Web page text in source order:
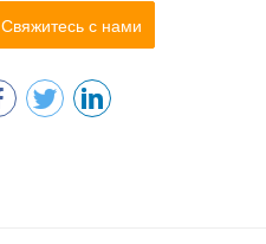
Свяжитесь с нами